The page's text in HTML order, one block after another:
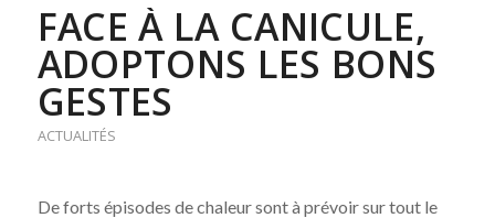
FACE À LA CANICULE,
ADOPTONS LES BONS
GESTES
ACTUALITÉS
De forts épisodes de chaleur sont à prévoir sur tout le